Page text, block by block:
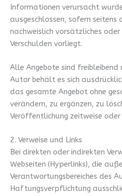
Informationen verursacht
ausgeschlossen, sofern seitens
nachweislich vorsätzliches
Verschulden vorliegt.
Alle Angebote sind freibleibend
Autor behält es sich
das gesamte Angebot ohne
verändern, zu ergänzen, zu
Veröffentlichung zeitweise
2. Verweise und Links
Bei direkten oder indirekten
Webseiten (Hyperlinks), die
Verantwortungsbereiches des
Haftungsverpflichtung